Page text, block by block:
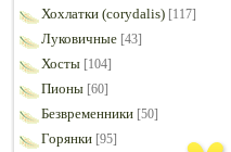
Хохлатки (corydalis) [117]
Луковичные [43]
Хосты [104]
Пионы [60]
Безвременники [50]
Горянки [95]